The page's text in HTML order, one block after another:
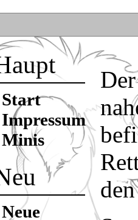
Start
Impressum
Minis
Neue